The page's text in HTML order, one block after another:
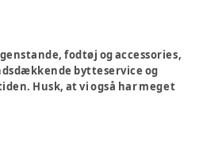
fodtøj og accessories,
bytteservice og
Husk, at vi også har meget